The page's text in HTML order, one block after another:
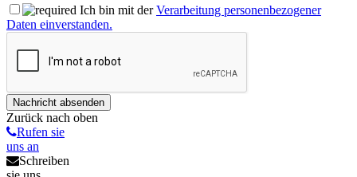
Ich bin mit derVerarbeitung personenbezogener
Daten einverstanden.
Zurück nach oben
Rufen sie
uns an
Schreiben